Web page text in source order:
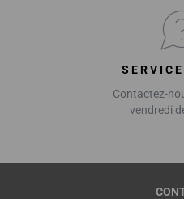
Contactez-
vendredi